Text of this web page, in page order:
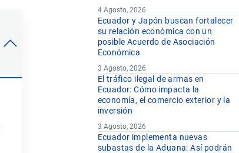
4 Agosto, 2026
Ecuador y Japón buscan fortalecer
su relación económica con un
posible Acuerdo de Asociación
Económica
3 Agosto, 2026
El tráfico ilegal de armas en
Ecuador: Cómo impacta la
economía, el comercio exterior y la
inversión
3 Agosto, 2026
Ecuador implementa nuevas
subastas de la Aduana: Así podrán